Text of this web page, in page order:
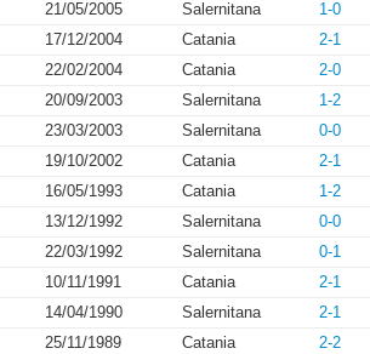
21/05/2005 Salernitana 1-0
17/12/2004 Catania 2-1
22/02/2004 Catania 2-0
20/09/2003 Salernitana 1-2
23/03/2003 Salernitana 0-0
19/10/2002 Catania 2-1
16/05/1993 Catania 1-2
13/12/1992 Salernitana 0-0
22/03/1992 Salernitana 0-1
10/11/1991 Catania 2-1
14/04/1990 Salernitana 2-1
25/11/1989 Catania 2-2